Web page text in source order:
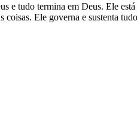
e tudo termina em Deus. Ele
Ele governa e sustenta